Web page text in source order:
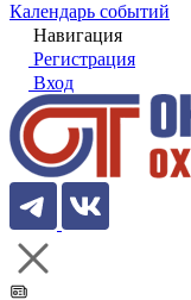
Календарь событий
Навигация
Регистрация
Вход